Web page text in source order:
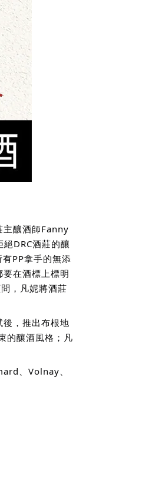
主釀酒師Fanny
DRC酒莊的釀
PP拿手的無添
在酒標上標明
，凡妮將酒莊
，推出布根地
的釀酒風格；凡
、Volnay、